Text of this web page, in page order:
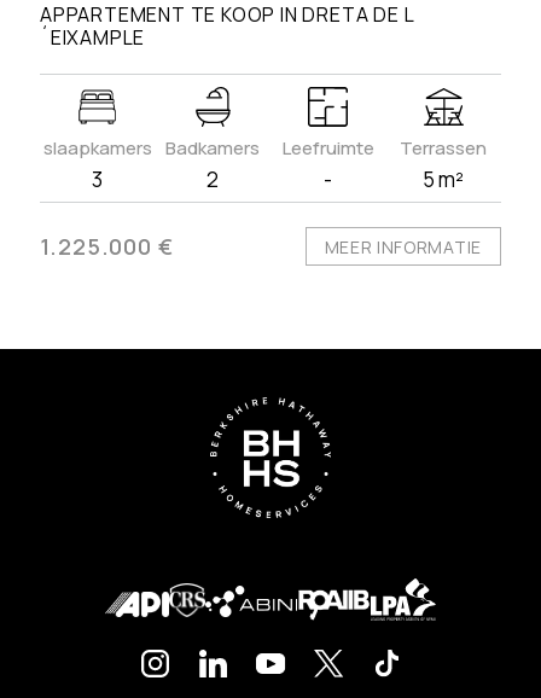
APPARTEMENT TE KOOP IN DRETA DE L
´EIXAMPLE
slaapkamers
3
Badkamers
2
Leefruimte
-
Terrassen
5 m²
1.225.000 € MEER INFORMATIE